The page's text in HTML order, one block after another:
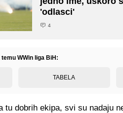
'odlasci'
4
WWin liga BiH:
TABELA
tu dobrih ekipa, svi su nadaju